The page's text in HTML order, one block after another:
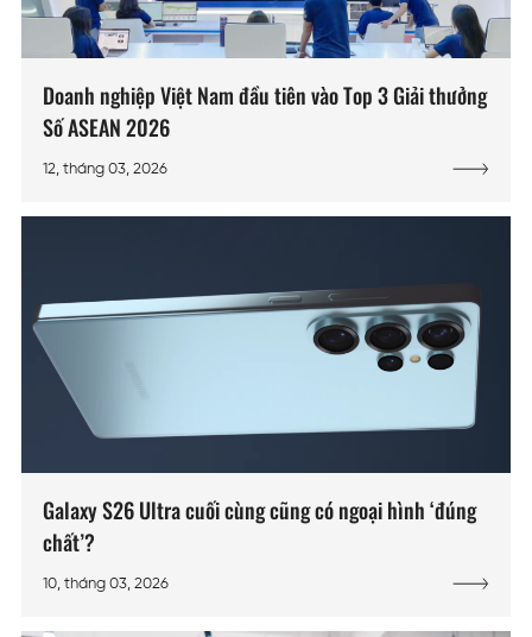
Doanh nghiệp Việt Nam đầu tiên vào Top 3 Giải thưởng
Số ASEAN 2026
12, tháng 03, 2026
Galaxy S26 Ultra cuối cùng cũng có ngoại hình ‘đúng
chất’?
10, tháng 03, 2026